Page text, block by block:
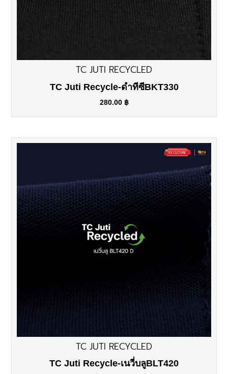
TC JUTI RECYCLED
TC Juti Recycle-ดำทีซีBKT330
280.00 ฿
TC JUTI RECYCLED
TC Juti Recycle-เนวี่บลูBLT420